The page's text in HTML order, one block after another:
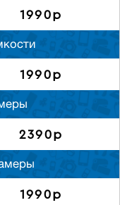
1990р
1990р
2390р
1990р